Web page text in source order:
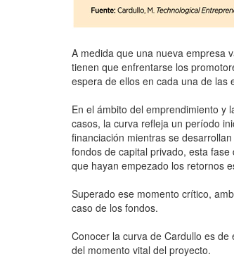
A medida que una nueva empresa
tienen que enfrentarse los
espera de ellos en cada una de las
En el ámbito del emprendimiento y
casos, la curva refleja un período
financiación mientras se
fondos de capital privado, esta
que hayan empezado los retornos
Superado ese momento crítico,
caso de los fondos.
Conocer la curva de Cardullo es
del momento vital del proyecto.